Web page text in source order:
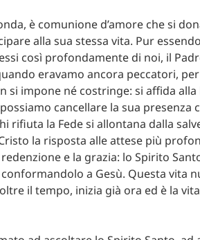
è comunione d’amore che si
alla sua stessa vita. Pur
così profondamente di noi, il
eravamo ancora peccatori,
si impone né costringe: si affida
cancellare la sua presenza
rifiuta la Fede si allontana dalla
la risposta alle attese più
e la grazia: lo Spirito
a Gesù. Questa vita
il tempo, inizia già ora ed è la